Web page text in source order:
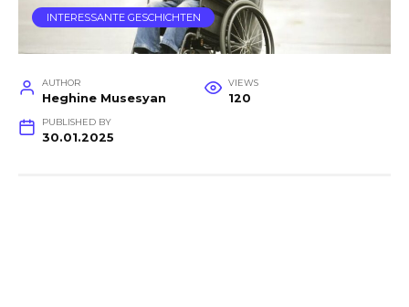
INTERESSANTE GESCHICHTEN
AUTHOR
Heghine Musesyan
VIEWS
120
PUBLISHED BY
30.01.2025